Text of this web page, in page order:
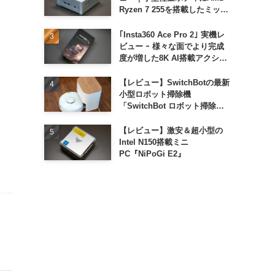
Ryzen 7 255を搭載したミッド
｢Insta360 Ace Pro 2｣ 実機レ
ビュー ｰ 様々な面でより完成
度が増した8K AI搭載アクショ
【レビュー】SwitchBotの最新
小型ロボット掃除機
「SwitchBot ロボット掃除機
【レビュー】激安＆超小型の
Intel N150搭載ミニ
PC『NiPoGi E2』